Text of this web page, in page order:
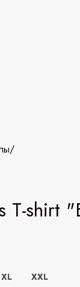
/
T-shirt
XL XXL